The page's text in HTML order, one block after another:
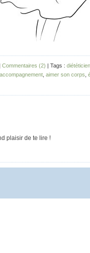
Commentaires (2) | Tags :
accompagnement aimer son corps
plaisir de te lire !